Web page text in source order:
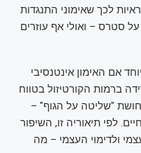
לכך שאימוני התנגדות
סטרס – ואולי אף עוזרים
אם האימון אינטנסיבי
ברמות הקורטיזול בטווח
"שליטה על הגוף" –
לפי תיאוריה זו, השיפור
ולדימוי העצמי – מה